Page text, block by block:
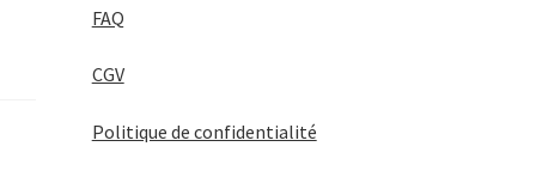
FAQ
CGV
Politique de confidentialité